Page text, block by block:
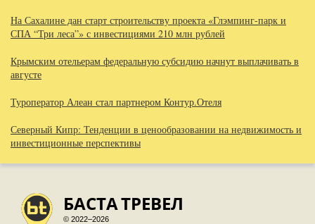
На Сахалине дан старт строительству проекта «Глэмпинг-парк и
СПА “Три леса”» с инвестициями 210 млн рублей
Крымским отельерам федеральную субсидию начнут выплачивать в
августе
Туроператор Алеан стал партнером Контур.Отеля
Северный Кипр: Тенденции в ценообразовании на недвижимость и
инвестиционные перспективы
БАСТАТРЕВЕЛ
© 2022–2026